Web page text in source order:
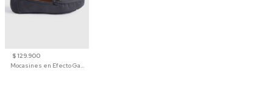
$ 129.900
Mocasines en Efecto Gamuzado Para Mujer